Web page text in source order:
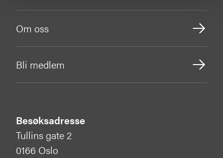
Om oss
Bli medlem
Besøksadresse
Tullins gate 2
0166 Oslo